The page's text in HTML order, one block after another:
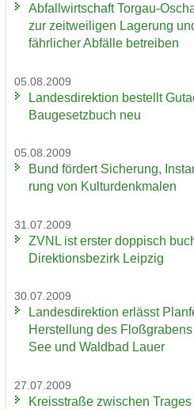
Ab­fall­wirt­schaft Torgau-​
zur zeit­wei­li­gen La­ge­rung
fähr­li­cher Ab­fäl­le be­trei­ben
05.08.2009
Lan­des­di­rek­ti­on be­stellt
Bau­ge­setz­buch neu
05.08.2009
Bund för­dert Si­che­rung,
rung von Kul­tur­denk­ma­len
31.07.2009
ZVNL ist ers­ter dop­pisch
Di­rek­ti­ons­be­zirk Leip­zig
30.07.2009
Lan­des­di­rek­ti­on er­lässt
Her­stel­lung des
See und Wald­bad Lauer
27.07.2009
Kreis­stra­ße zwi­schen